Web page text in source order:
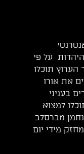
על פי
הערוץ תוכלו
את אורו
בעניני
למצוא
נחמן מברסלב
מידי יום